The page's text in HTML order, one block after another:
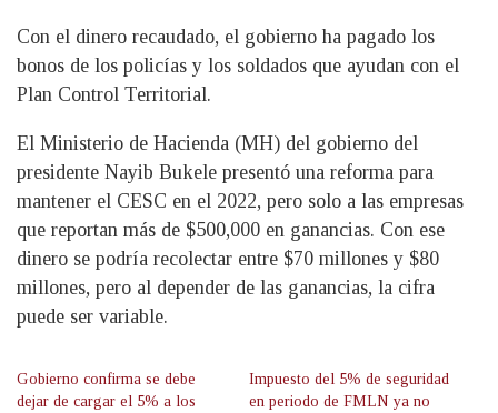
Con el dinero recaudado, el gobierno ha pagado los
bonos de los policías y los soldados que ayudan con el
Plan Control Territorial.
El Ministerio de Hacienda (MH) del gobierno del
presidente Nayib Bukele presentó una reforma para
mantener el CESC en el 2022, pero solo a las empresas
que reportan más de $500,000 en ganancias. Con ese
dinero se podría recolectar entre $70 millones y $80
millones, pero al depender de las ganancias, la cifra
puede ser variable.
Gobierno confirma se debe
dejar de cargar el 5% a los
Impuesto del 5% de seguridad
en periodo de FMLN ya no